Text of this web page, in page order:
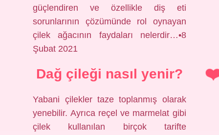
güçlendiren ve özellikle diş eti
sorunlarının çözümünde rol oynayan
çilek ağacının faydaları nelerdir…•8
Şubat 2021
Dağ çileği nasıl yenir?
Yabani çilekler taze toplanmış olarak
yenebilir. Ayrıca reçel ve marmelat gibi
çilek kullanılan birçok tarifte